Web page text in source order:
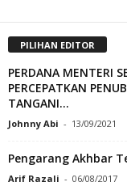
PILIHAN EDITOR
PERDANA MENTERI
PERCEPATKAN
TANGANI...
Johnny Abi - 13/09/2021
Pengarang Akhbar
Arif Razali - 06/08/2017